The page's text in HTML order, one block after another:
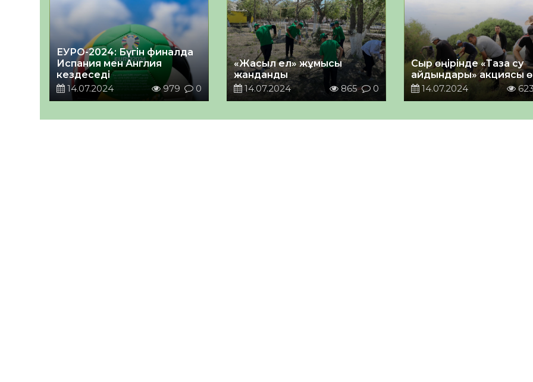
ЕУРО-2024: Бүгін финалда
Испания мен Англия
кездеседі
14.07.2024
979 0
«Жасыл ел» жұмысы
жанданды
14.07.2024
865 0
Сыр өңірінде «Таза су
айдындары» акциясы
14.07.2024